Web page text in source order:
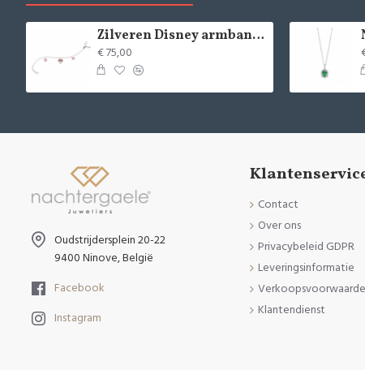
Zilveren Disney armband Minnie Mouse - 9084
€ 75,00
Oudstrijdersplein 20-22
9400 Ninove, België
Facebook
Instagram
Contact
Over ons
Privacybeleid GDPR
Leveringsinformatie
Klantendienst